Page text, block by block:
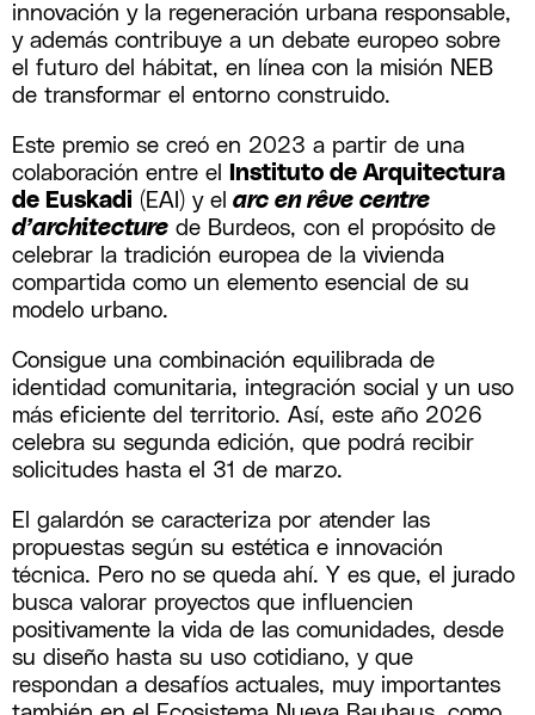
innovación y la regeneración urbana responsable,
y además contribuye a un debate europeo sobre
el futuro del hábitat, en línea con la misión NEB
de transformar el entorno construido.
Este premio se creó en 2023 a partir de una
colaboración entre el
Instituto de Arquitectura
de Euskadi (EAI) y el arc en rêve centre
d’architecturede Burdeos, con el propósito de
celebrar la tradición europea de la vivienda
compartida como un elemento esencial de su
modelo urbano.
Consigue una combinación equilibrada de
identidad comunitaria, integración social y un uso
más eficiente del territorio. Así, este año 2026
celebra su segunda edición, que podrá recibir
solicitudes hasta el 31 de marzo.
El galardón se caracteriza por atender las
propuestas según su estética e innovación
técnica. Pero no se queda ahí. Y es que, el jurado
busca valorar proyectos que influencien
positivamente la vida de las comunidades, desde
su diseño hasta su uso cotidiano, y que
respondan a desafíos actuales, muy importantes